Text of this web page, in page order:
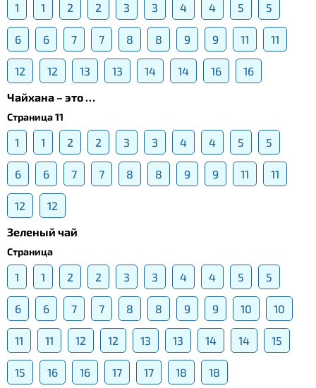
1 1 2 2 3 3 4 4 5 5
6 6 7 7 8 8 9 9 11 11
12 12 13 13 14 14 16
16
Чайхана – это …
Страница 11
1 1 2 2 3 3 4 4 5 5
6 6 7 7 8 8 9 9 11 11
12
12
Зеленый чай
Страница
1 1 2 2 3 3 4 4 5 5
6 6 7 7 8 8 9 9 10 10
11 11 12 12 13 13 14 14 15
15 16 16 17 17 18
18